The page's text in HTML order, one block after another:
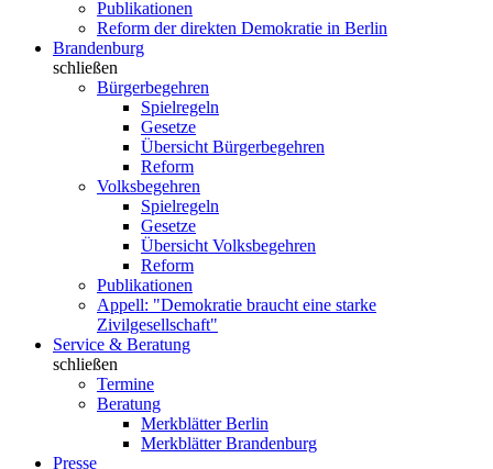
Publikationen
Reform der direkten Demokratie in Berlin
Brandenburg
schließen
Bürgerbegehren
Spielregeln
Gesetze
Übersicht Bürgerbegehren
Reform
Volksbegehren
Spielregeln
Gesetze
Übersicht Volksbegehren
Reform
Publikationen
Appell: "Demokratie braucht eine starke
Zivilgesellschaft"
Service & Beratung
schließen
Termine
Beratung
Merkblätter Berlin
Merkblätter Brandenburg
Presse